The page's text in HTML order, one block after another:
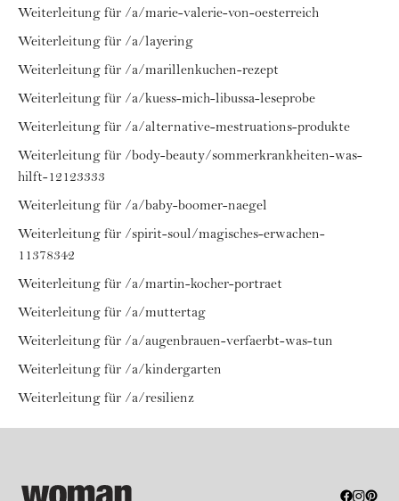
Weiterleitung für /a/marie-valerie-von-oesterreich
Weiterleitung für /a/layering
Weiterleitung für /a/marillenkuchen-rezept
Weiterleitung für /a/kuess-mich-libussa-leseprobe
Weiterleitung für /a/alternative-mestruations-produkte
Weiterleitung für /body-beauty/sommerkrankheiten-was-
hilft-12123333
Weiterleitung für /a/baby-boomer-naegel
Weiterleitung für /spirit-soul/magisches-erwachen-
11378342
Weiterleitung für /a/martin-kocher-portraet
Weiterleitung für /a/muttertag
Weiterleitung für /a/augenbrauen-verfaerbt-was-tun
Weiterleitung für /a/kindergarten
Weiterleitung für /a/resilienz